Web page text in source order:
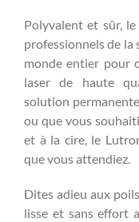
Polyvalent et sûr,
professionnels de la
monde entier pour
laser de haute
solution
ou que vous
et à la cire, le
que vous attendiez.
Dites adieu aux
lisse et sans effort